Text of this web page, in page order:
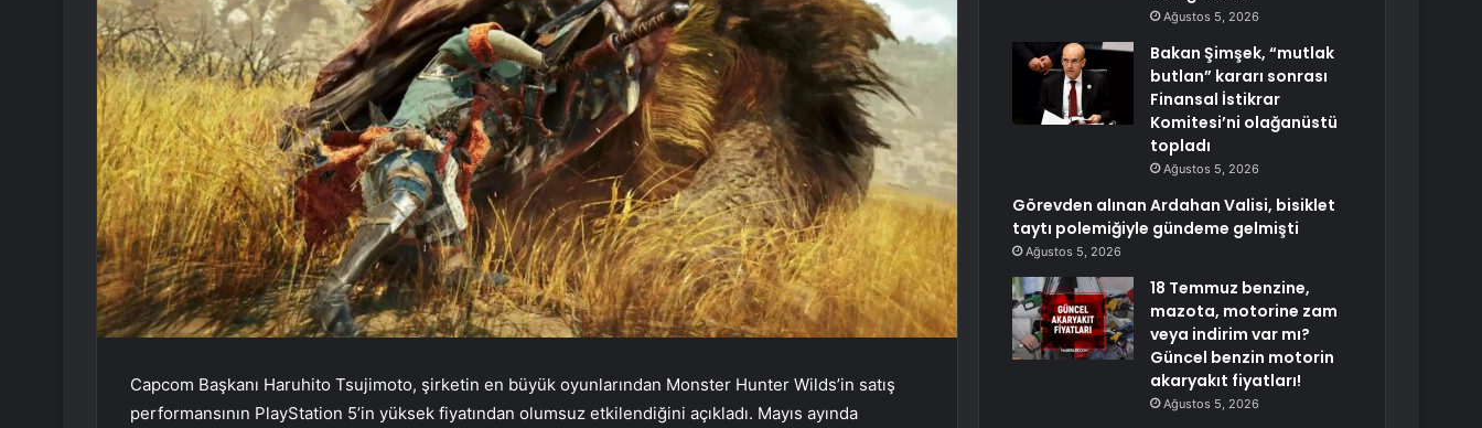
Capcom Başkanı Haruhito Tsujimoto, şirketin en büyük oyunlarından Monster Hunter Wilds’in satış
performansının PlayStation 5’in yüksek fiyatından olumsuz etkilendiğini açıkladı. Mayıs ayında
Ağustos 5, 2026
Bakan Şimşek, “mutlak
butlan” kararı sonrası
Finansal İstikrar
Komitesi’ni olağanüstü
topladı
Ağustos 5, 2026
Görevden alınan Ardahan Valisi, bisiklet
taytı polemiğiyle gündeme gelmişti
Ağustos 5, 2026
18 Temmuz benzine,
mazota, motorine zam
veya indirim var mı?
Güncel benzin motorin
akaryakıt fiyatları!
Ağustos 5, 2026